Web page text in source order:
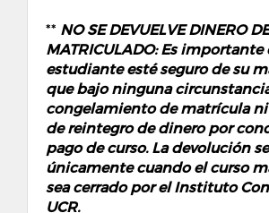
** NO SE DEVUELVE DINERO
MATRICULADO: Es importante
estudiante esté seguro de su
que bajo ninguna
congelamiento de matrícula
de reintegro de dinero por
pago de curso. La devolución
únicamente cuando el curso
sea cerrado por el Instituto
UCR.